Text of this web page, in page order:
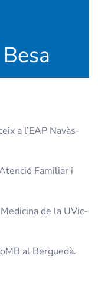
a l’EAP Navàs-
Familiar i
de la UVic-
al Berguedà.